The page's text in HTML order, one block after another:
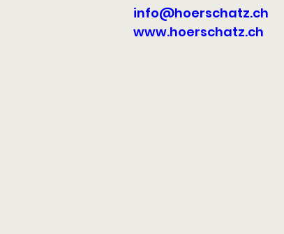
info@hoerschatz.ch
www.hoerschatz.ch